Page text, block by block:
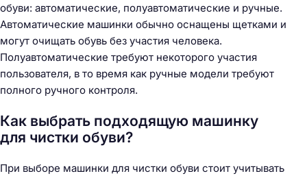
обуви: автоматические, полуавтоматические и ручные.
Автоматические машинки обычно оснащены щетками и
могут очищать обувь без участия человека.
Полуавтоматические требуют некоторого участия
пользователя, в то время как ручные модели требуют
полного ручного контроля.
Как выбрать подходящую машинку
для чистки обуви?
При выборе машинки для чистки обуви стоит учитывать